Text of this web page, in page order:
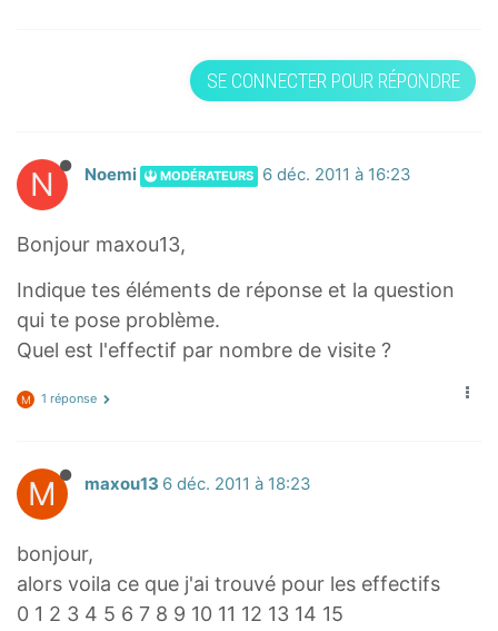
SE CONNECTER POUR RÉPONDRE
N Noemi MODÉRATEURS 6 déc. 2011 à 16:23
Bonjour maxou13,
Indique tes éléments de réponse et la question
qui te pose problème.
Quel est l'effectif par nombre de visite ?
M 1 réponse
M maxou13 6 déc. 2011 à 18:23
bonjour,
alors voila ce que j'ai trouvé pour les effectifs
0 1 2 3 4 5 6 7 8 9 10 11 12 13 14 15